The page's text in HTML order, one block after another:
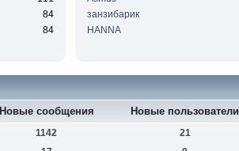
84
84
занзибарик
HANNA
Новые сообщения Новые пользователи
1142 21